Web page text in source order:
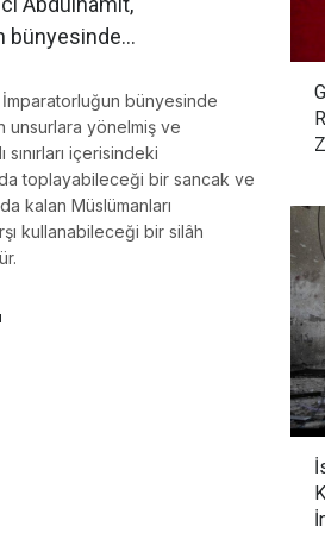
bünyesinde
Osmanlı
Müslümanları
bir sancak
bünyesinde
unsurlara yönelmiş ve
sınırları içerisindeki
toplayabileceği bir sancak ve
kalan Müslümanları
kullanabileceği bir silâh